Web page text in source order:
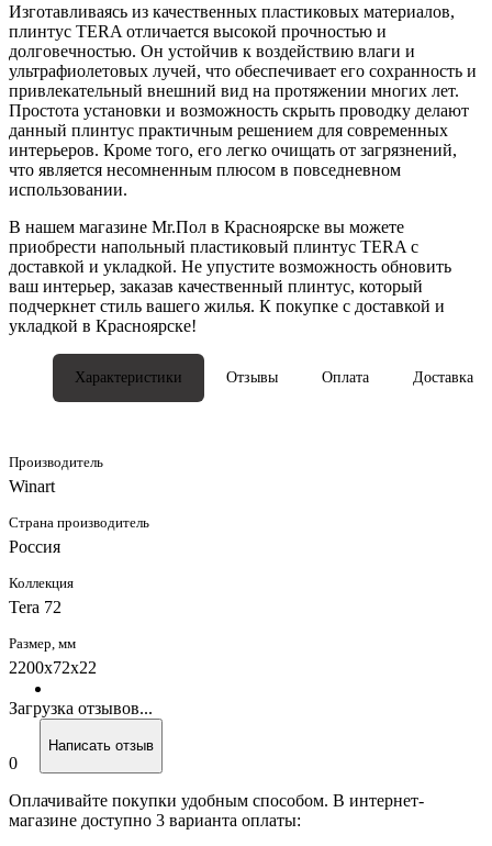
Изготавливаясь из качественных пластиковых материалов,
плинтус TERA отличается высокой прочностью и
долговечностью. Он устойчив к воздействию влаги и
ультрафиолетовых лучей, что обеспечивает его сохранность и
привлекательный внешний вид на протяжении многих лет.
Простота установки и возможность скрыть проводку делают
данный плинтус практичным решением для современных
интерьеров. Кроме того, его легко очищать от загрязнений,
что является несомненным плюсом в повседневном
использовании.
В нашем магазине Mr.Пол в Красноярске вы можете
приобрести напольный пластиковый плинтус TERA с
доставкой и укладкой. Не упустите возможность обновить
ваш интерьер, заказав качественный плинтус, который
подчеркнет стиль вашего жилья. К покупке с доставкой и
укладкой в Красноярске!
Характеристики Отзывы Оплата Доставка
Производитель
Winart
Страна производитель
Россия
Коллекция
Tera 72
Размер, мм
2200x72x22
Загрузка отзывов...
0
Написать отзыв
Оплачивайте покупки удобным способом. В интернет-
магазине доступно 3 варианта оплаты: